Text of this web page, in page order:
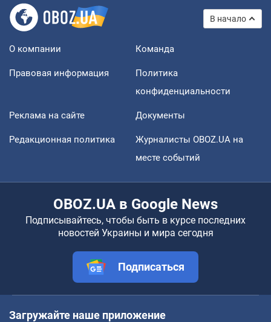
В начало
О компании Команда
Правовая информация
Политика
конфиденциальности
Реклама на сайте Документы
Редакционная политика
Журналисты OBOZ.UA на
месте событий
OBOZ.UA в Google News
Подписывайтесь, чтобы быть в курсе последних
новостей Украины и мира сегодня
Подписаться
Загружайте наше приложение